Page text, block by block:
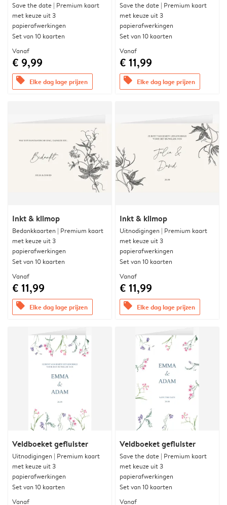
Save the date | Premium kaart
met keuze uit 3
papierafwerkingen
Set van 10 kaarten
Vanaf
€ 9,99
offers Elke dag lage prijzen
Save the date | Premium kaart
met keuze uit 3
papierafwerkingen
Set van 10 kaarten
Vanaf
€ 11,99
offers Elke dag lage prijzen
Inkt & klimop
Bedankkaarten | Premium kaart
met keuze uit 3
papierafwerkingen
Set van 10 kaarten
Vanaf
€ 11,99
offers Elke dag lage prijzen
Inkt & klimop
Uitnodigingen | Premium kaart
met keuze uit 3
papierafwerkingen
Set van 10 kaarten
Vanaf
€ 11,99
offers Elke dag lage prijzen
Veldboeket gefluister
Uitnodigingen | Premium kaart
met keuze uit 3
papierafwerkingen
Set van 10 kaarten
Vanaf
Veldboeket gefluister
Save the date | Premium kaart
met keuze uit 3
papierafwerkingen
Set van 10 kaarten
Vanaf